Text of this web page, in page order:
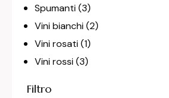
Spumanti (3)
Vini bianchi (2)
Vini rosati (1)
Vini rossi (3)
Filtro